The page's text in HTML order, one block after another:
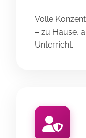
Volle
– zu Hause,
Unterricht.